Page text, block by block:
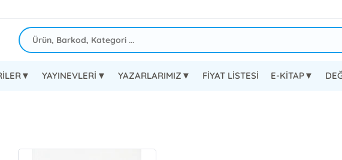
YAYINEVLERİ▼ YAZARLARIMIZ▼ FİYAT LİSTESİ E-KİTAP▼